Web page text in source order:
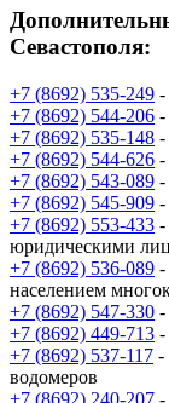
Севастополя:
+7 (8692) 535-249 -
+7 (8692) 544-206 -
+7 (8692) 535-148 -
+7 (8692) 544-626 -
+7 (8692) 543-089 -
+7 (8692) 545-909 -
+7 (8692) 553-433 -
юридическими
+7 (8692) 536-089 -
населением
+7 (8692) 547-330 -
+7 (8692) 449-713 -
+7 (8692) 537-117 -
водомеров
+7 (8692) 240-207 -